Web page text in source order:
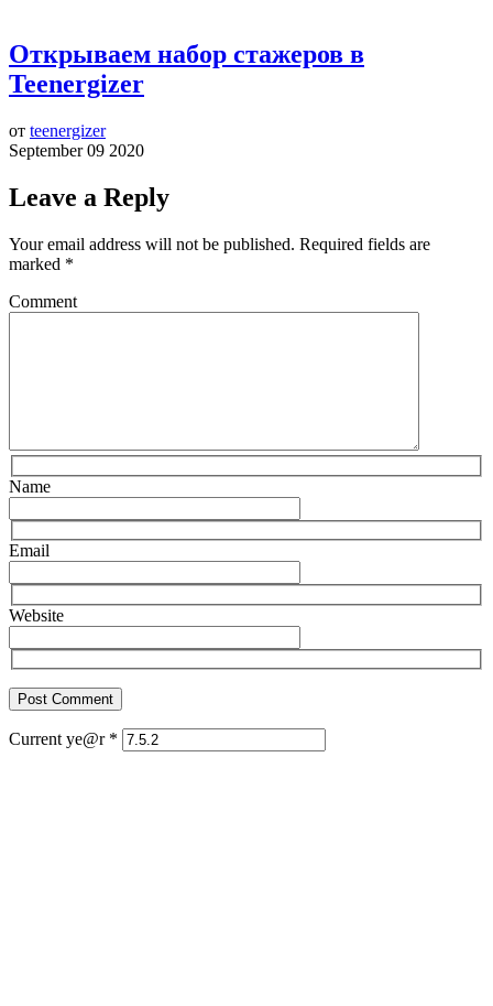
Открываем набор стажеров в
Teenergizer
от teenergizer
September 09 2020
Leave a Reply
Your email address will not be published. Required fields are
marked *
Comment
Name
Email
Website
Current ye@r *